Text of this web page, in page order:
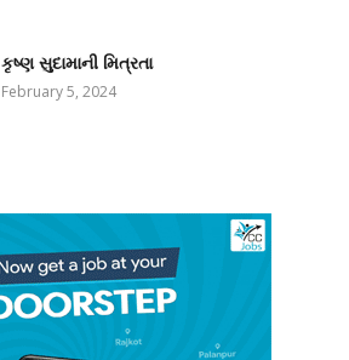
કૃષ્ણ સુદામાની મિત્રતા
February 5, 2024